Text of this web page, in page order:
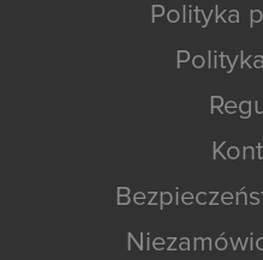
Polityka